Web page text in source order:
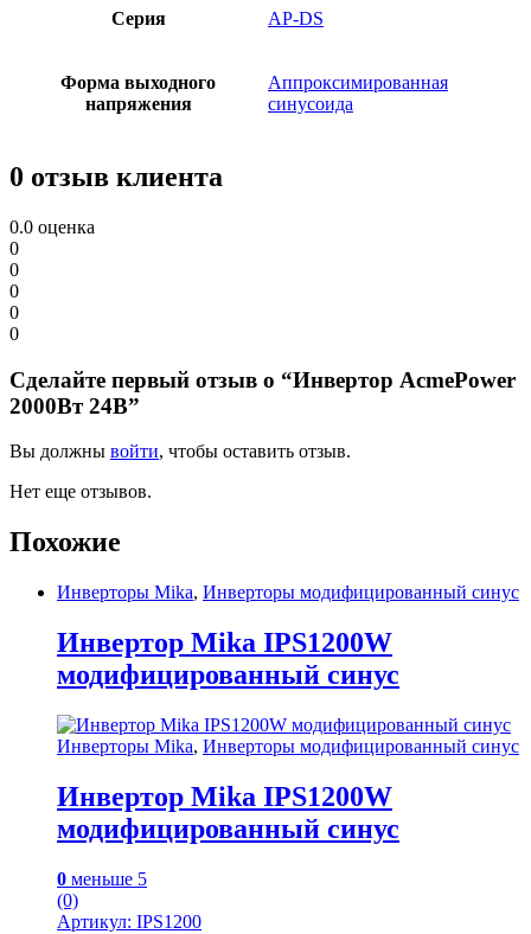
Серия AP-DS
Форма выходного
напряжения
Аппроксимированная
синусоида
0 отзыв клиента
0.0 оценка
0
0
0
0
0
Сделайте первый отзыв о “Инвертор AcmePower
2000Вт 24В”
Вы должны войти, чтобы оставить отзыв.
Нет еще отзывов.
Похожие
Инверторы Mika, Инверторы модифицированный синус
Инвертор Mika IPS1200W
модифицированный синус
Инверторы Mika, Инверторы модифицированный синус
Инвертор Mika IPS1200W
модифицированный синус
0 меньше 5
(0)
Артикул: IPS1200